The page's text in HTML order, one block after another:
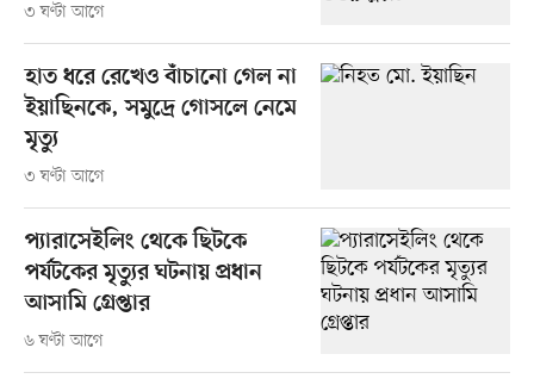
৩ ঘণ্টা আগে
হাত ধরে রেখেও বাঁচানো গেল না
ইয়াছিনকে, সমুদ্রে গোসলে নেমে
মৃত্যু
৩ ঘণ্টা আগে
প্যারাসেইলিং থেকে ছিটকে
পর্যটকের মৃত্যুর ঘটনায় প্রধান
আসামি গ্রেপ্তার
৬ ঘণ্টা আগে